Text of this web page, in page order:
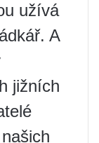
užívá
A
jižních